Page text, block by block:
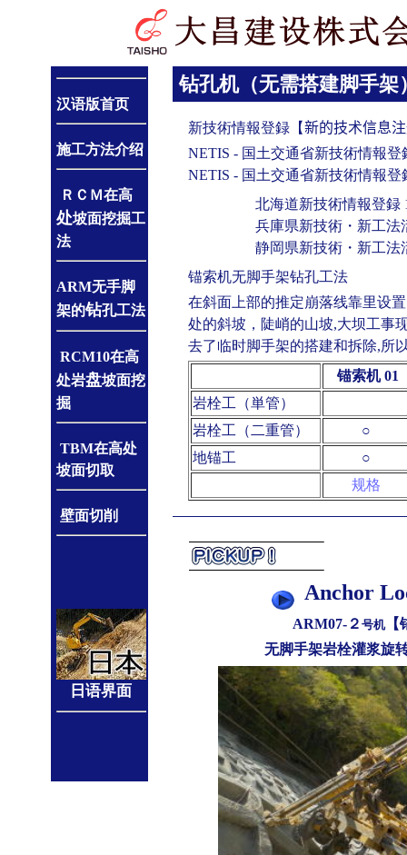
汉语版首页
施工方法介绍
ＲＣＭ在高
处坡面挖掘工
法
ARM无手脚
架的钻孔工法
RCM10在高
处岩盘坡面挖
掘
TBM在高处
坡面切取
壁面切削
日语界面
钻孔机（无需搭建脚手架
新技術情報登録【新的技术信息
NETIS - 国土交通省新技術情報
NETIS - 国土交通省新技術情報
北海道新技術情報登録
兵庫県新技術・新工法
静岡県新技術・新工法
锚索机无脚手架钻孔工法
在斜面上部的推定崩落线靠里设
处的斜坡，陡峭的山坡,大坝工事
去了临时脚手架的搭建和拆除,所
锚索机 01
岩栓工（単管）
岩栓工（二重管）
○
地锚工
○
规格
Anchor
ARM07-２ 号机【
无脚手架岩栓灌浆旋